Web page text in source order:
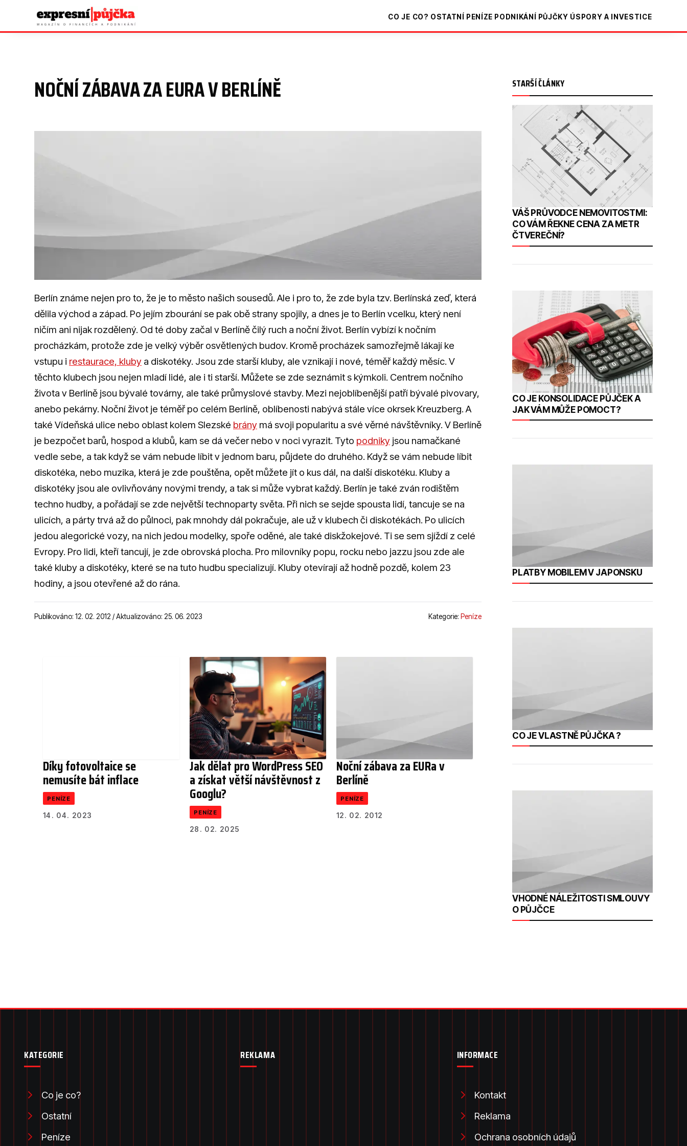
CO JE CO? OSTATNÍ PENÍZE PODNIKÁNÍ PŮJČKY ÚSPORY A INVESTICE
NOČNÍ ZÁBAVA ZA EURA V BERLÍNĚ
Berlín známe nejen pro to, že je to město našich sousedů. Ale i pro to, že zde byla tzv. Berlínská zeď, která
dělila východ a západ. Po jejím zbourání se pak obě strany spojily, a dnes je to Berlín vcelku, který není
ničím ani nijak rozdělený. Od té doby začal v Berlíně čilý ruch a noční život. Berlín vybízí k nočním
procházkám, protože zde je velký výběr osvětlených budov. Kromě procházek samozřejmě lákají ke
vstupu i restaurace, kluby a diskotéky. Jsou zde starší kluby, ale vznikají i nové, téměř každý měsíc. V
těchto klubech jsou nejen mladí lidé, ale i ti starší. Můžete se zde seznámit s kýmkoli. Centrem nočního
života v Berlíně jsou bývalé továrny, ale také průmyslové stavby. Mezi nejoblíbenější patří bývalé pivovary,
anebo pekárny. Noční život je téměř po celém Berlíně, oblíbenosti nabývá stále více okrsek Kreuzberg. A
také Vídeňská ulice nebo oblast kolem Slezské brány má svoji popularitu a své věrné návštěvníky. V Berlíně
je bezpočet barů, hospod a klubů, kam se dá večer nebo v noci vyrazit. Tyto podniky jsou namačkané
vedle sebe, a tak když se vám nebude líbit v jednom baru, půjdete do druhého. Když se vám nebude líbit
diskotéka, nebo muzika, která je zde pouštěna, opět můžete jít o kus dál, na další diskotéku. Kluby a
diskotéky jsou ale ovlivňovány novými trendy, a tak si může vybrat každý. Berlín je také zván rodištěm
techno hudby, a pořádají se zde největší technoparty světa. Při nich se sejde spousta lidí, tancuje se na
ulicích, a párty trvá až do půlnoci, pak mnohdy dál pokračuje, ale už v klubech či diskotékách. Po ulicích
jedou alegorické vozy, na nich jedou modelky, spoře oděné, ale také diskžokejové. Ti se sem sjíždí z celé
Evropy. Pro lidi, kteří tancují, je zde obrovská plocha. Pro milovníky popu, rocku nebo jazzu jsou zde ale
také kluby a diskotéky, které se na tuto hudbu specializují. Kluby otevírají až hodně pozdě, kolem 23
hodiny, a jsou otevřené až do rána.
Publikováno: 12. 02. 2012 / Aktualizováno: 25. 06. 2023 Kategorie: Peníze
Díky fotovoltaice se
nemusíte bát inflace
PENÍZE
14. 04. 2023
Jak dělat pro WordPress SEO
a získat větší návštěvnost z
Googlu?
PENÍZE
28. 02. 2025
Noční zábava za EURa v
Berlíně
PENÍZE
12. 02. 2012
STARŠÍ ČLÁNKY
VÁŠ PRŮVODCE NEMOVITOSTMI:
CO VÁM ŘEKNE CENA ZA METR
ČTVEREČNÍ?
CO JE KONSOLIDACE PŮJČEK A
JAK VÁM MŮŽE POMOCT?
PLATBY MOBILEM V JAPONSKU
CO JE VLASTNĚ PŮJČKA ?
VHODNÉ NÁLEŽITOSTI SMLOUVY
O PŮJČCE
KATEGORIE
Co je co?
Ostatní
Peníze
REKLAMA INFORMACE
Kontakt
Reklama
Ochrana osobních údajů